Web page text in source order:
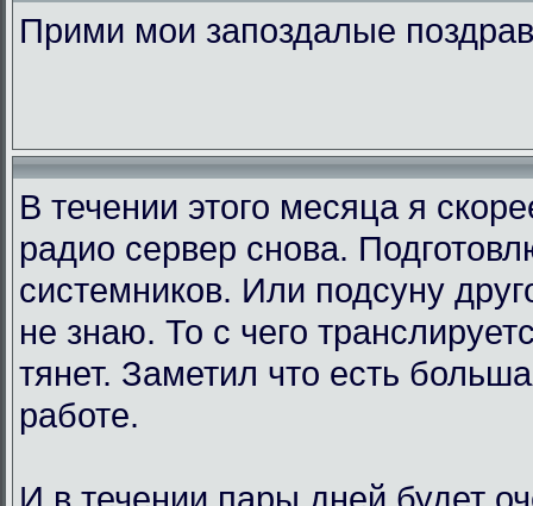
Прими мои запоздалые
В течении этого месяца я
радио сервер снова.
системников. Или подсуну
не знаю. То с чего
тянет. Заметил что есть
работе.
И в течении пары дней будет